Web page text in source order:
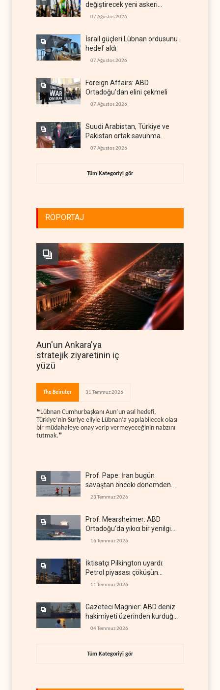
değiştirecek yeni askeri
denklem
07 Ağustos 2026
İsrail güçleri Lübnan ordusunu
hedef aldı
07 Ağustos 2026
Foreign Affairs: ABD
Ortadoğu'dan elini çekmeli
07 Ağustos 2026
Suudi Arabistan, Türkiye ve
Pakistan ortak savunma
anlaşması imzaladı
07 Ağustos 2026
Tüm Kategoriyi gör
RÖPORTAJ
Aun'un Ankara'ya
stratejik ziyaretinin iç
yüzü
The Beiruter 31 Temmuz 2026
❝Lübnan Cumhurbaşkanı Aun’un asıl hedefi,
Türkiye’nin Suriye eliyle Lübnan’a yapılabilecek olası
bir müdahaleye onay verip vermeyeceğinin nabzını
tutmak.❞
Prof. Pape: İran bugün
savaştan önceki dönemden
çok daha güçlü
23 Temmuz 2026
Prof. Mearsheimer: ABD
Ortadoğu'da yıkıcı bir yenilgi
aldı
16 Temmuz 2026
İktisatçı Pilkington uyardı:
Petrol piyasası çöküşün
eşiğinde
11 Temmuz 2026
Gazeteci Magnier: ABD deniz
hakimiyeti üzerinden kurduğu
küresel gücü kaybetti
04 Temmuz 2026
Tüm Kategoriyi gör